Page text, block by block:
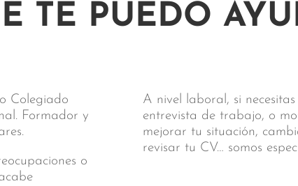
TE PUEDO
Colegiado
Formador y
o
A nivel laboral, si
entrevista de trabajo, o
mejorar tu situación,
revisar tu CV… somos